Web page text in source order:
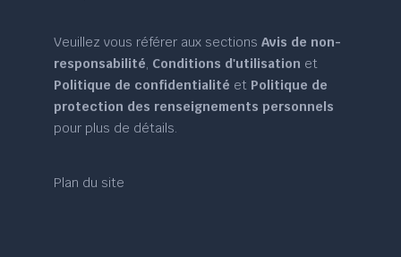
Veuillez vous référer aux sectionsAvis de non-
responsabilité, Conditions d'utilisation et
Politique de confidentialité et Politique de
protection des renseignements personnels
pour plus de détails.
Plan du site